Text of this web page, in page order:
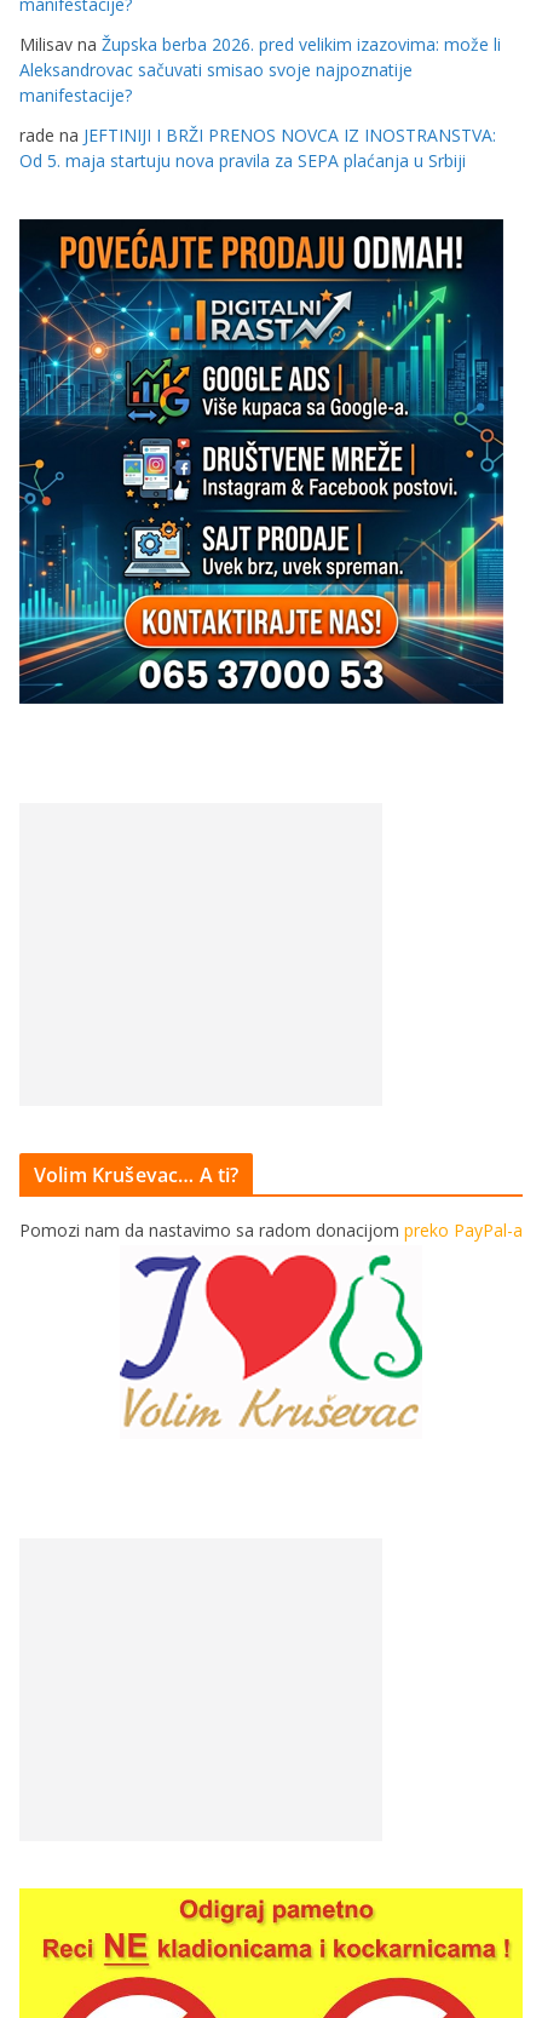
Milisav na Župska berba 2026. pred velikim izazovima: može li
Aleksandrovac sačuvati smisao svoje najpoznatije
manifestacije?
rade na JEFTINIJI I BRŽI PRENOS NOVCA IZ INOSTRANSTVA:
Od 5. maja startuju nova pravila za SEPA plaćanja u Srbiji
Volim Kruševac… A ti?
Pomozi nam da nastavimo sa radom donacijom preko PayPal-a